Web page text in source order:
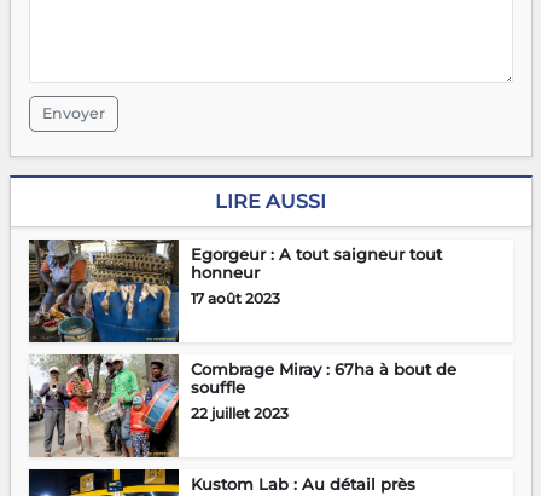
Envoyer
LIRE AUSSI
Egorgeur : A tout saigneur tout
honneur
17 août 2023
Combrage Miray : 67ha à bout de
souffle
22 juillet 2023
Kustom Lab : Au détail près